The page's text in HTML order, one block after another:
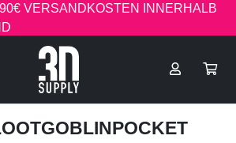
VERSANDKOSTEN INNERHALB